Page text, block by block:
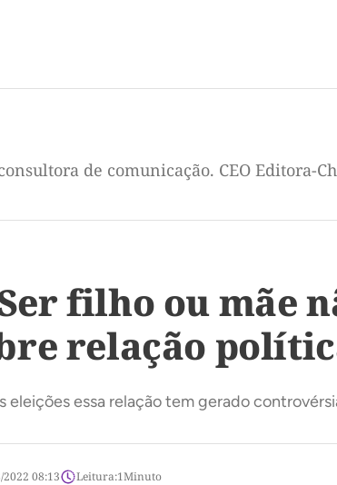
de comunicação. CEO Editora-
filho ou mãe
relação
essa relação tem gerado
2022 08:13 Leitura:1Minuto